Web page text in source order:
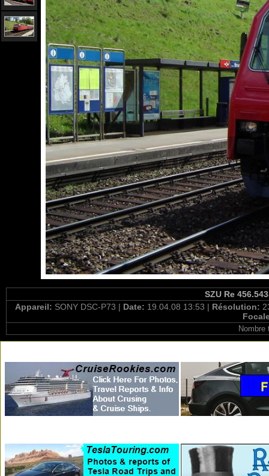
SZU Re
Appareil: SONY DSC-P73 | Date: 19.04.08 13:53 | Résolution: